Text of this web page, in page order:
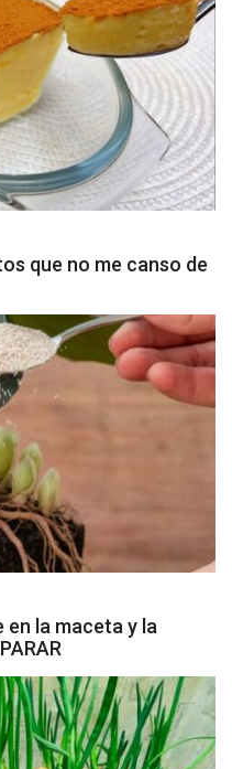
que no me canso de
la maceta y la